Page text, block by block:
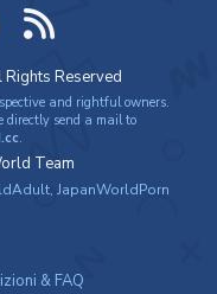
Reserved
and rightful owners.
directly send a mail to
.
Team
, JapanWorldPorn
& FAQ